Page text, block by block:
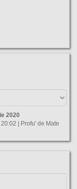
2020
| Profu' de Mate